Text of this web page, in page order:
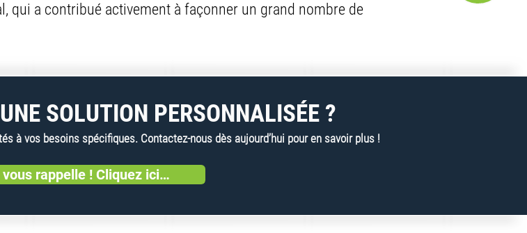
qui a contribué activement à façonner un grand nombre de
SOLUTION PERSONNALISÉE ?
à vos besoins spécifiques. Contactez-nous dès aujourd’hui pour en savoir plus !
vous rappelle ! Cliquez ici…